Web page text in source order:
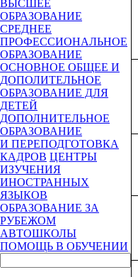
ВЫСШЕЕ
ОБРАЗОВАНИЕ
СРЕДНЕЕ
ПРОФЕССИОНАЛЬНОЕ
ОБРАЗОВАНИЕ
ОСНОВНОЕ ОБЩЕЕ И
ДОПОЛИТЕЛЬНОЕ
ОБРАЗОВАНИЕ ДЛЯ
ДЕТЕЙ
ДОПОЛНИТЕЛЬНОЕ
ОБРАЗОВАНИЕ
И ПЕРЕПОДГОТОВКА
КАДРОВ ЦЕНТРЫ
ИЗУЧЕНИЯ
ИНОСТРАННЫХ
ЯЗЫКОВ
ОБРАЗОВАНИЕ ЗА
РУБЕЖОМ
АВТОШКОЛЫ
ПОМОЩЬ В ОБУЧЕНИИ